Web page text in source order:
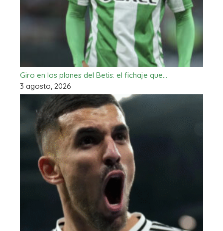
Giro en los planes del Betis: el fichaje que…
3 agosto, 2026